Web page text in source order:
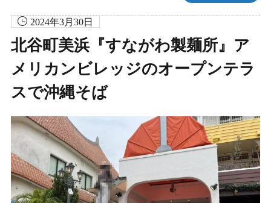
2024年3月30日
北谷町美浜『すながわ製麺所』ア
メリカンビレッジのオープンテラ
スで沖縄そば